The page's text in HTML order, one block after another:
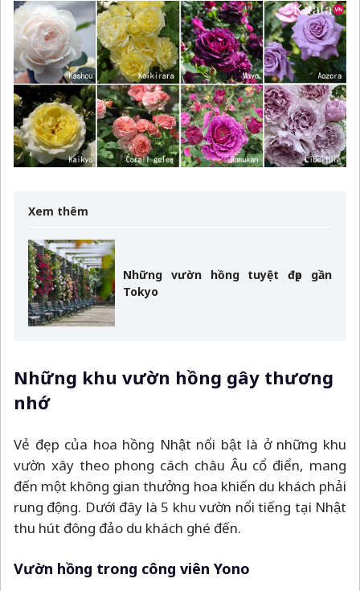
Xem thêm
Những vườn hồng tuyệt đẹp gần
Tokyo
Những khu vườn hồng gây thương
nhớ
Vẻ đẹp của hoa hồng Nhật nổi bật là ở những khu
vườn xây theo phong cách châu Âu cổ điển, mang
đến một không gian thưởng hoa khiến du khách phải
rung động. Dưới đây là 5 khu vườn nổi tiếng tại Nhật
thu hút đông đảo du khách ghé đến.
Vườn hồng trong công viên Yono